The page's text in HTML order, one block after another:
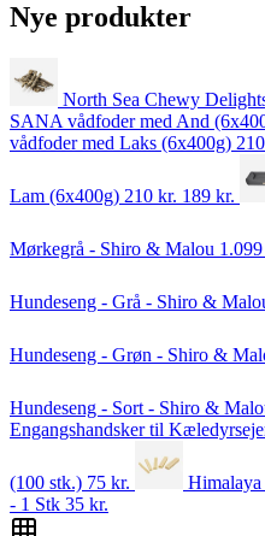
Nye produkter
North Sea Chewy
SANA vådfoder med And
vådfoder med Laks (6x400g)
Lam (6x400g) 210 kr. 189 kr.
Mørkegrå - Shiro & Malou 1.099
Hundeseng - Grå - Shiro &
Hundeseng - Grøn - Shiro &
Hundeseng - Sort - Shiro &
Engangshandsker til
(100 stk.) 75 kr.
- 1 Stk 35 kr.